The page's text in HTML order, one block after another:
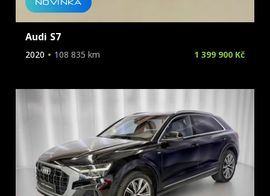
NOVINKA
Audi S7
2020 108 835 km 1 399 900 Kč